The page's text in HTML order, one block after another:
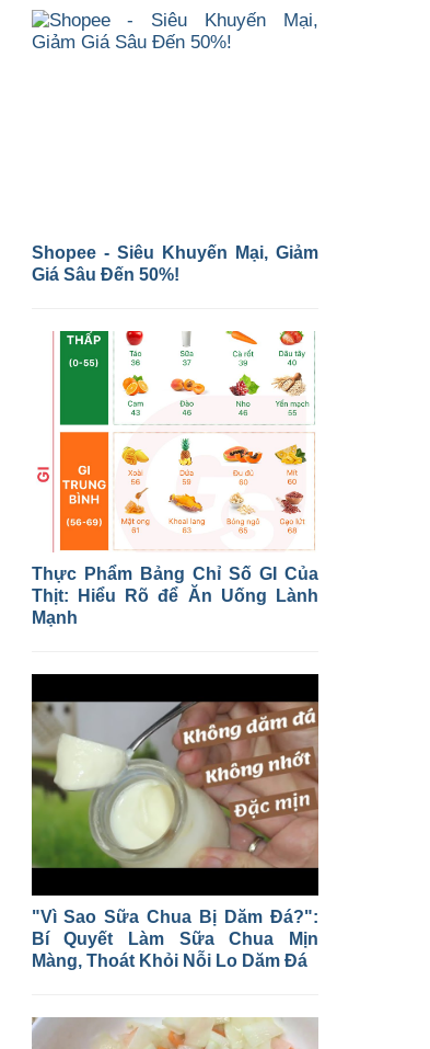
Shopee - Siêu Khuyến Mại, Giảm
Giá Sâu Đến 50%!
Thực Phẩm Bảng Chỉ Số GI Của
Thịt: Hiểu Rõ để Ăn Uống Lành
Mạnh
"Vì Sao Sữa Chua Bị Dăm Đá?":
Bí Quyết Làm Sữa Chua Mịn
Màng, Thoát Khỏi Nỗi Lo Dăm Đá